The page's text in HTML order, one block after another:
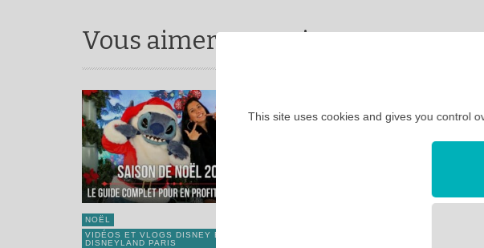
Vous aimerez aussi ...
NOËL
VIDÉOS ET VLOGS DISNEY ET
DISNEYLAND PARIS
This site uses cookies and gives you control